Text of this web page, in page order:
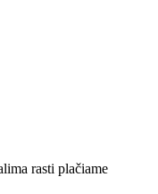
rasti plačiame